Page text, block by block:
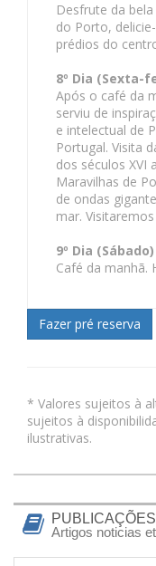
Desfrute da
do Porto,
prédios do
8º Dia
Após o café da
serviu de
e intelectual de
Portugal. Visita
dos séculos XVI
Maravilhas de
de ondas
mar.
9º Dia
Café da manhã.
* Valores sujeitos à
sujeitos à
ilustrativas.
PUBLICAÇÕES
Artigos noticias